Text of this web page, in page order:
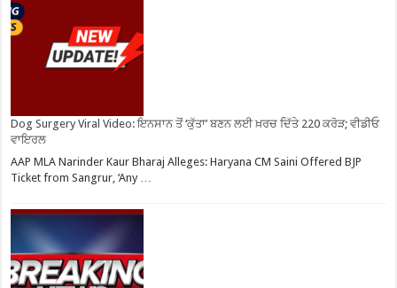
Dog Surgery Viral Video: ਇਨਸਾਨ ਤੋਂ ‘ਕੁੱਤਾ’ ਬਣਨ ਲਈ ਖ਼ਰਚ ਦਿੱਤੇ 220 ਕਰੋੜ; ਵੀਡੀਓ
ਵਾਇਰਲ
AAP MLA Narinder Kaur Bharaj Alleges: Haryana CM Saini Offered BJP
Ticket from Sangrur, ‘Any …